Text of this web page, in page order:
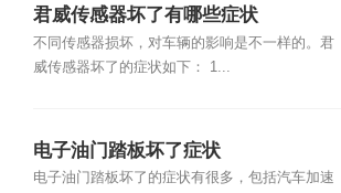
君威传感器坏了有哪些症状
不同传感器损坏，对车辆的影响是不一样的。君
威传感器坏了的症状如下： 1...
电子油门踏板坏了症状
电子油门踏板坏了的症状有很多，包括汽车加速